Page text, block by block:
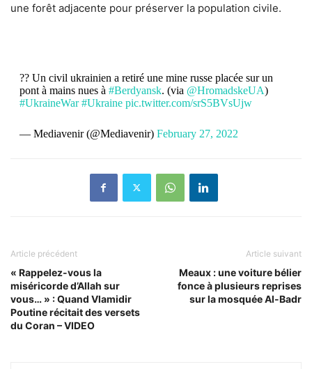
une forêt adjacente pour préserver la population civile.
?? Un civil ukrainien a retiré une mine russe placée sur un
pont à mains nues à #Berdyansk. (via @HromadskeUA)
#UkraineWar #Ukraine pic.twitter.com/srS5BVsUjw
— Mediavenir (@Mediavenir) February 27, 2022
Article précédent
« Rappelez-vous la
miséricorde d’Allah sur
vous… » : Quand Vlamidir
Poutine récitait des versets
du Coran – VIDEO
Article suivant
Meaux : une voiture bélier
fonce à plusieurs reprises
sur la mosquée Al-Badr